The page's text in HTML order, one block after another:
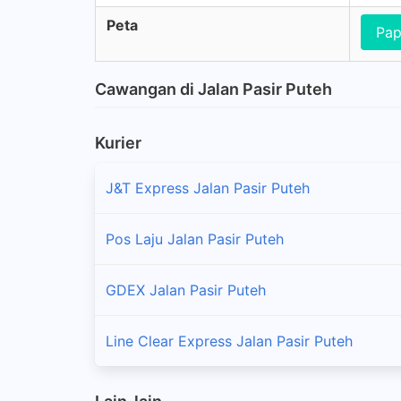
Peta
Cawangan di Jalan Pasir Puteh
Kurier
J&T Express Jalan Pasir Puteh
Pos Laju Jalan Pasir Puteh
GDEX Jalan Pasir Puteh
Line Clear Express Jalan Pasir Puteh